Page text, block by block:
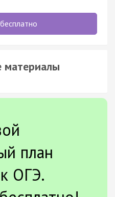
материалы
план
ОГЭ.